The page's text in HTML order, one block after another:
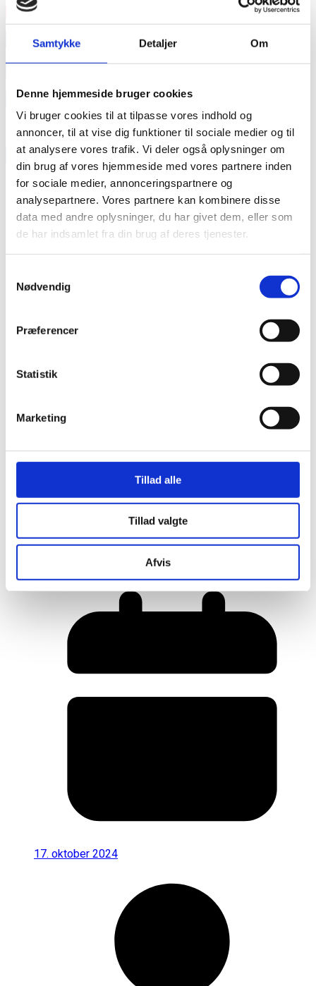
Samtykke Detaljer Om
Denne hjemmeside bruger cookies
Vi bruger cookies til at tilpasse vores indhold og
annoncer, til at vise dig funktioner til sociale medier og til
at analysere vores trafik. Vi deler også oplysninger om
din brug af vores hjemmeside med vores partnere inden
for sociale medier, annonceringspartnere og
analysepartnere. Vores partnere kan kombinere disse
data med andre oplysninger, du har givet dem, eller som
de har indsamlet fra din brug af deres tjenester.
Nødvendig
Præferencer
Statistik
Marketing
Tillad alle
Tillad valgte
Afvis
Læs mere
annonce
annonce
Like us
RAINBOW BUSINESS DENMARK
Her er alle vinderne fra årets Danish
Rainbow Awards
17. oktober 2024